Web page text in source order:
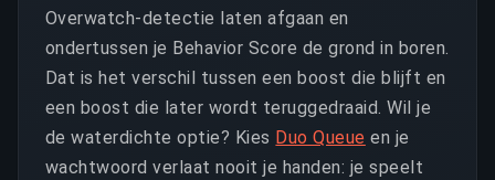
Overwatch-detectie laten afgaan en
ondertussen je Behavior Score de grond in boren.
Dat is het verschil tussen een boost die blijft en
een boost die later wordt teruggedraaid. Wil je
de waterdichte optie? Kies Duo Queue en je
wachtwoord verlaat nooit je handen: je speelt